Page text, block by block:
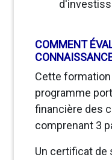
COMMENT
Cette formation
programme
financière des
comprenant 3
Un certificat de